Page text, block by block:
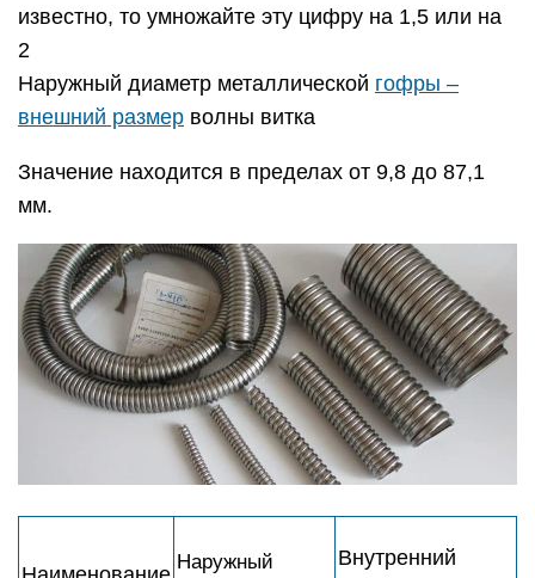
известно, то умножайте эту цифру на 1,5 или на
2
Наружный диаметр металлической гофры –
внешний размер волны витка
Значение находится в пределах от 9,8 до 87,1
мм.
Наружный
Внутренний